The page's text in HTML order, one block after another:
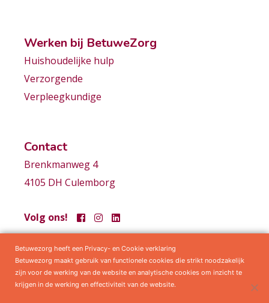
Werken bij BetuweZorg
Huishoudelijke hulp
Verzorgende
Verpleegkundige
Contact
Brenkmanweg 4
4105 DH Culemborg
Volg ons!
Samenwerkingen Privacy statement Algemene voorwaarden
Betuwezorg heeft een Privacy- en Cookie verklaring
Betuwezorg maakt gebruik van functionele cookies die strikt noodzakelijk
zijn voor de werking van de website en analytische cookies om inzicht te
krijgen in de werking en effectiviteit van de website.